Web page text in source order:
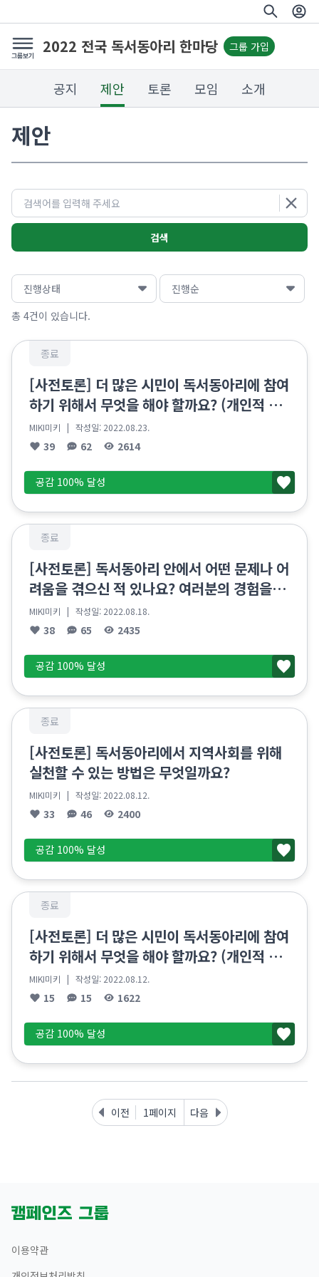
2022 전국 독서동아리 한마당 그룹 가입
공지 제안 토론 모임 소개
제안
검색
총 4건이 있습니다.
종료
[사전토론] 더 많은 시민이 독서동아리에 참여
하기 위해서 무엇을 해야 할까요? (개인적 차
원)
MIKI미키 | 작성일: 2022.08.23.
39 62 2614
공감 100% 달성
종료
[사전토론] 독서동아리 안에서 어떤 문제나 어
려움을 겪으신 적 있나요? 여러분의 경험을 들
려주세요!
MIKI미키 | 작성일: 2022.08.18.
38 65 2435
공감 100% 달성
종료
[사전토론] 독서동아리에서 지역사회를 위해
실천할 수 있는 방법은 무엇일까요?
MIKI미키 | 작성일: 2022.08.12.
33 46 2400
공감 100% 달성
종료
[사전토론] 더 많은 시민이 독서동아리에 참여
하기 위해서 무엇을 해야 할까요? (개인적 차
원)
MIKI미키 | 작성일: 2022.08.12.
15 15 1622
공감 100% 달성
이전 1페이지 다음
이용약관